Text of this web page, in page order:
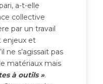
a-t-elle
collective
par un travail
enjeux et
ne s’agissait pas
matériaux mais
à outils ».